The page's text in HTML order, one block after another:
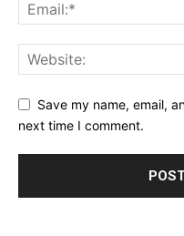
Save my name, email,
next time I comment.